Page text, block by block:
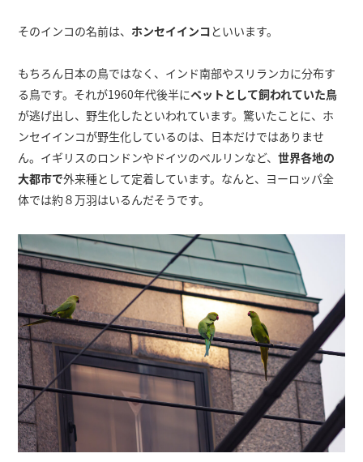
そのインコの名前は、 ホンセイインコ といいます。
もちろん日本の鳥ではなく、インド南部やスリランカに分布す
る鳥です。それが1960年代後半にペットとして飼われていた鳥
が逃げ出し、野生化したといわれています。驚いたことに、ホ
ンセイインコが野生化しているのは、日本だけではありませ
ん。イギリスのロンドンやドイツのベルリンなど、世界各地の
大都市で外来種として定着しています。なんと、ヨーロッパ全
体では約８万羽はいるんだそうです。